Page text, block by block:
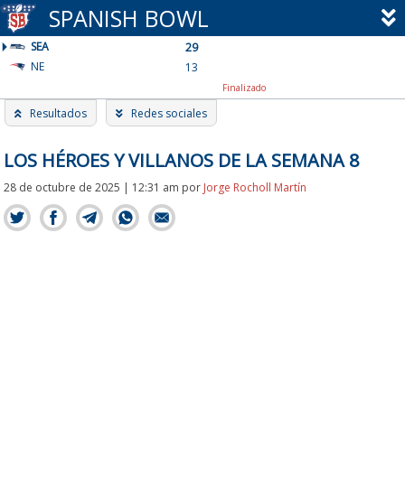
Skip
to
content
SPANISH BOWL
SEA
29
NE
13
Finalizado
Resultados Redes sociales
LOS HÉROES Y VILLANOS DE LA SEMANA 8
28 de octubre de 2025 | 12:31 am por Jorge Rocholl Martín